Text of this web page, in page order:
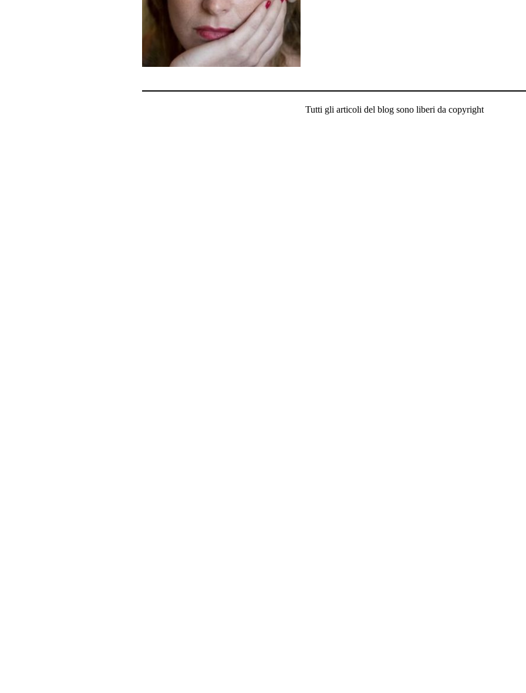
Tutti gli articoli del blog sono liberi da copyright